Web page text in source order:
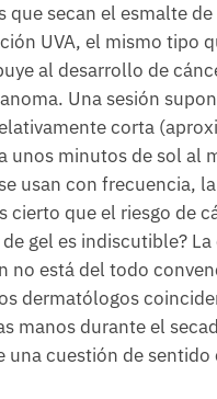
que secan el esmalte
UVA, el mismo tipo
al desarrollo de
Una sesión
corta
unos minutos de sol al
usan con frecuencia,
cierto que el riesgo de
gel es indiscutible?
no está del todo
dermatólogos
manos durante el
una cuestión de sentido